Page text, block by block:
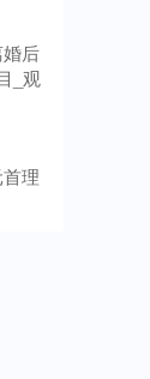
后
_观
理